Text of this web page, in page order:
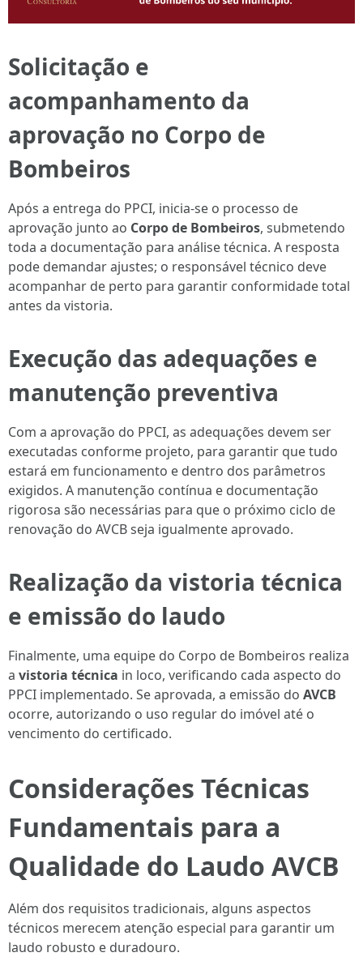
Solicitação e
acompanhamento da
aprovação no Corpo de
Bombeiros
Após a entrega do PPCI, inicia-se o processo de
aprovação junto ao Corpo de Bombeiros, submetendo
toda a documentação para análise técnica. A resposta
pode demandar ajustes; o responsável técnico deve
acompanhar de perto para garantir conformidade total
antes da vistoria.
Execução das adequações e
manutenção preventiva
Com a aprovação do PPCI, as adequações devem ser
executadas conforme projeto, para garantir que tudo
estará em funcionamento e dentro dos parâmetros
exigidos. A manutenção contínua e documentação
rigorosa são necessárias para que o próximo ciclo de
renovação do AVCB seja igualmente aprovado.
Realização da vistoria técnica
e emissão do laudo
Finalmente, uma equipe do Corpo de Bombeiros realiza
a vistoria técnica in loco, verificando cada aspecto do
PPCI implementado. Se aprovada, a emissão do AVCB
ocorre, autorizando o uso regular do imóvel até o
vencimento do certificado.
Considerações Técnicas
Fundamentais para a
Qualidade do Laudo AVCB
Além dos requisitos tradicionais, alguns aspectos
técnicos merecem atenção especial para garantir um
laudo robusto e duradouro.